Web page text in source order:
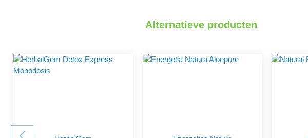
Alternatieve producten